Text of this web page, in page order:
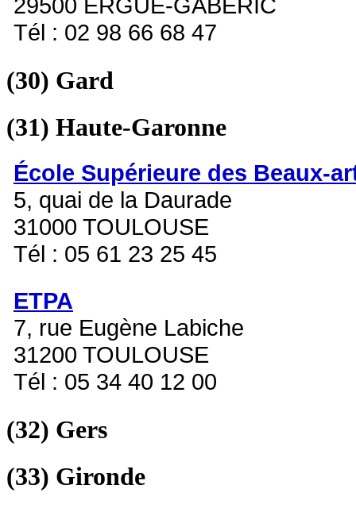
Tél : 02 98 66 68 47
(30) Gard
(31) Haute-Garonne
École Supérieure des Beaux-
5, quai de la Daurade
31000 TOULOUSE
Tél : 05 61 23 25 45
ETPA
7, rue Eugène Labiche
31200 TOULOUSE
Tél : 05 34 40 12 00
(32) Gers
(33) Gironde